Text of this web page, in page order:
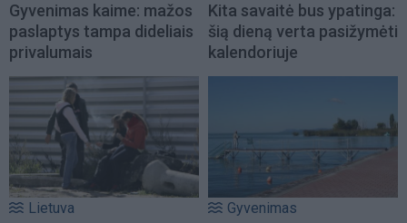
Gyvenimas kaime: mažos
paslaptys tampa dideliais
privalumais
Kita savaitė bus ypatinga:
šią dieną verta pasižymėti
kalendoriuje
Lietuva Gyvenimas